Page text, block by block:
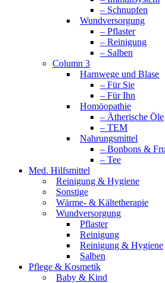
– Schnupfen
Wundversorgung
– Pflaster
– Reinigung
– Salben
Column 3
Harnwege und Blase
– Für Sie
– Für Ihn
Homöopathie
– Ätherische Öle
– TEM
Nahrungsmittel
– Bonbons &
– Tee
Med. Hilfsmittel
Reinigung & Hygiene
Sonstige
Wärme- & Kältetherapie
Wundversorgung
Pflaster
Reinigung
Reinigung & Hygiene
Salben
Pflege & Kosmetik
Baby & Kind